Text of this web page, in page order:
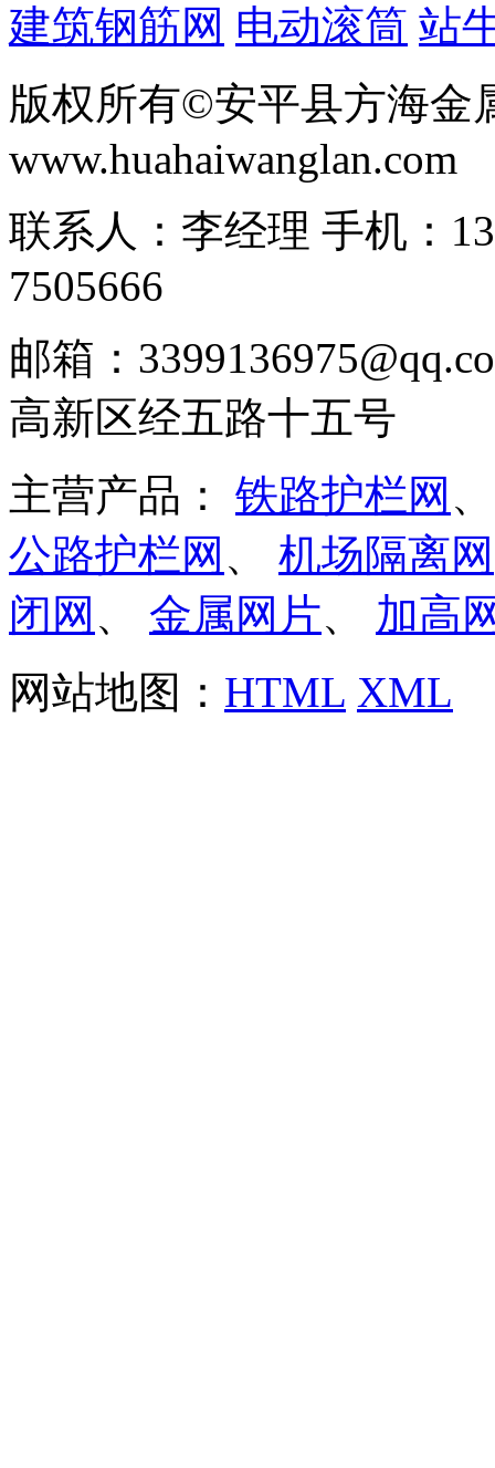
建筑钢筋网 电动滚筒 站
版权所有©安平县方海金
www.huahaiwanglan.com
联系人：李经理 手机：
7505666
邮箱：
高新区经五路十五号
主营产品： 铁路护栏网
公路护栏网 、 机场隔离网
闭网 、 金属网片、 加高
网站地图： HTML XML